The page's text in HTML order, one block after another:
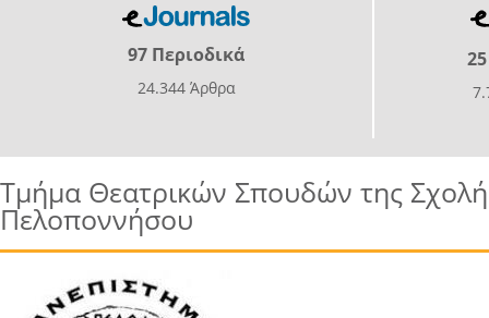
97 Περιοδικά
24.344 Άρθρα
Τμήμα Θεατρικών Σπουδών της
Πελοποννήσου